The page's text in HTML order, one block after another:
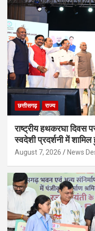
छत्तीसगढ़ राज्य
राष्ट्रीय हथकरघा दिवस
स्वदेशी प्रदर्शनी में शामिल
August 7, 2026 News